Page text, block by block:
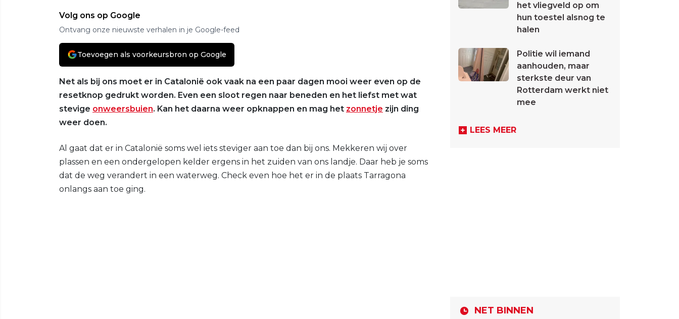
Volg ons op Google
Ontvang onze nieuwste verhalen in je Google-feed
Toevoegen als voorkeursbron op Google
Net als bij ons moet er in Catalonië ook vaak na een paar dagen mooi weer even op de
resetknop gedrukt worden. Even een sloot regen naar beneden en het liefst met wat
stevige onweersbuien. Kan het daarna weer opknappen en mag het zonnetje zijn ding
weer doen.
Al gaat dat er in Catalonië soms wel iets steviger aan toe dan bij ons. Mekkeren wij over
plassen en een ondergelopen kelder ergens in het zuiden van ons landje. Daar heb je soms
dat de weg verandert in een waterweg. Check even hoe het er in de plaats Tarragona
onlangs aan toe ging.
het vliegveld op om
hun toestel alsnog te
halen
Politie wil iemand
aanhouden, maar
sterkste deur van
Rotterdam werkt niet
mee
LEES MEER
NET BINNEN